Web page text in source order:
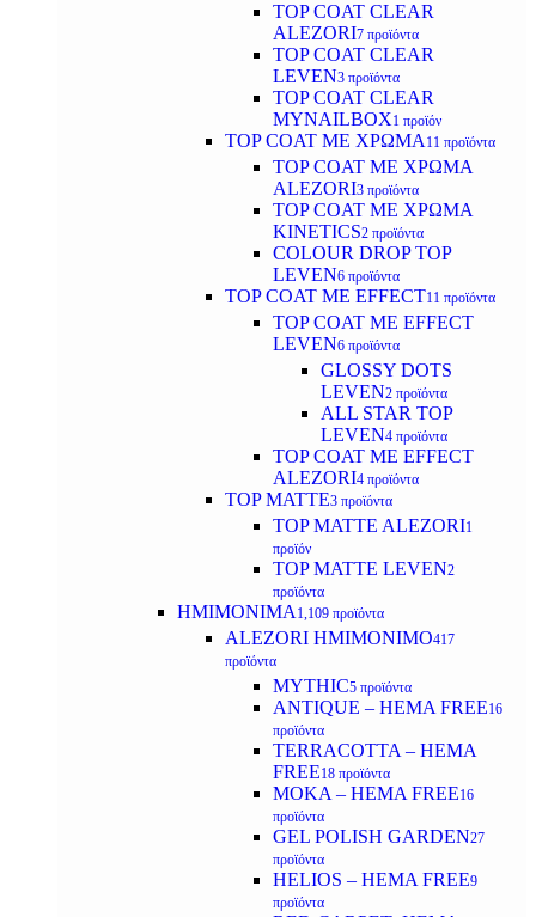
TOP COAT CLEAR
ALEZORI7 προϊόντα
TOP COAT CLEAR
LEVEN3 προϊόντα
TOP COAT CLEAR
MYNAILBOX1 προϊόν
TOP COAT ΜΕ ΧΡΩΜΑ 11 προϊόντα
TOP COAT ΜΕ ΧΡΩΜΑ
ALEZORI3 προϊόντα
TOP COAT ΜΕ ΧΡΩΜΑ
KINETICS2 προϊόντα
COLOUR DROP TOP
LEVEN6 προϊόντα
TOP COAT ΜΕ EFFECT11 προϊόντα
TOP COAT ME EFFECT
LEVEN6 προϊόντα
GLOSSY DOTS
LEVEN2 προϊόντα
ALL STAR TOP
LEVEN4 προϊόντα
TOP COAT ME EFFECT
ALEZORI4 προϊόντα
TOP MATTE3 προϊόντα
TOP MATTE ALEZORI1
προϊόν
TOP MATTE LEVEN2
προϊόντα
ΗΜΙΜΟΝΙΜΑ 1,109 προϊόντα
ALEZORI ΗΜΙΜΟΝΙΜΟ417
προϊόντα
MYTHIC5 προϊόντα
ANTIQUE – HEMA FREE16
προϊόντα
TERRACOTTA – HEMA
FREE18 προϊόντα
MOKA – HEMA FREE16
προϊόντα
GEL POLISH GARDEN27
προϊόντα
HELIOS – HEMA FREE9
προϊόντα